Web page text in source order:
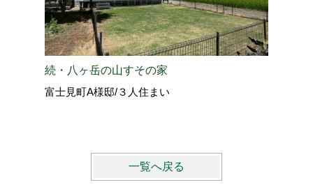
続・八ヶ岳の山すその家
富士見町A様邸/３人住まい
一覧へ戻る